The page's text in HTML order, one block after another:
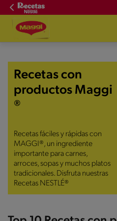
Recetas con
productos Maggi
®
Recetas fáciles y rápidas con
MAGGI®, un ingrediente
importante para carnes,
arroces, sopas y muchos platos
tradicionales. Disfruta nuestras
Recetas NESTLÉ®